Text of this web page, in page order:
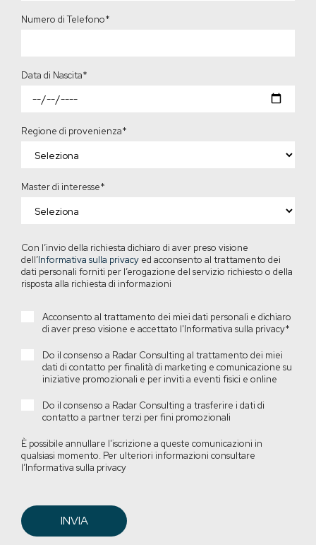
Numero di Telefono*
Data di Nascita*
Regione di provenienza*
Master di interesse*
Con l’invio della richiesta dichiaro di aver preso visione
dell’Informativa sulla privacy ed acconsento al trattamento dei
dati personali forniti per l’erogazione del servizio richiesto o della
risposta alla richiesta di informazioni
Acconsento al trattamento dei miei dati personali e dichiaro
di aver preso visione e accettato l'Informativa sulla privacy*
Do il consenso a Radar Consulting al trattamento dei miei
dati di contatto per finalità di marketing e comunicazione su
iniziative promozionali e per inviti a eventi fisici e online
Do il consenso a Radar Consulting a trasferire i dati di
contatto a partner terzi per fini promozionali
È possibile annullare l'iscrizione a queste comunicazioni in
qualsiasi momento. Per ulteriori informazioni consultare
l’Informativa sulla privacy